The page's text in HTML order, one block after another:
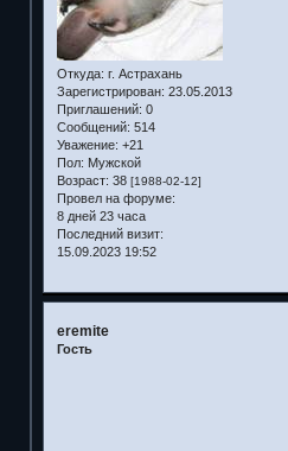
Откуда: г. Астрахань
Зарегистрирован: 23.05.2013
Приглашений: 0
Сообщений: 514
Уважение: +21
Пол: Мужской
Возраст: 38 [1988-02-12]
Провел на форуме:
8 дней 23 часа
Последний визит:
15.09.2023 19:52
eremite
Гость